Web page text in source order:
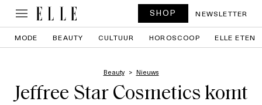
SHOP NEWSLETTER
MODE BEAUTY CULTUUR HOROSCOOP ELLE ETEN
Beauty Nieuws
Jeffree Star Cosmetics komt